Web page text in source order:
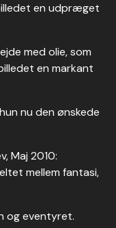
en udpræget
med olie, som
en markant
nu den ønskede
Maj 2010:
mellem fantasi,
og eventyret.